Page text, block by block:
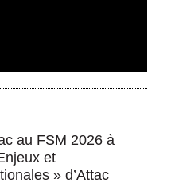
au FSM 2026 à
et
» d’Attac